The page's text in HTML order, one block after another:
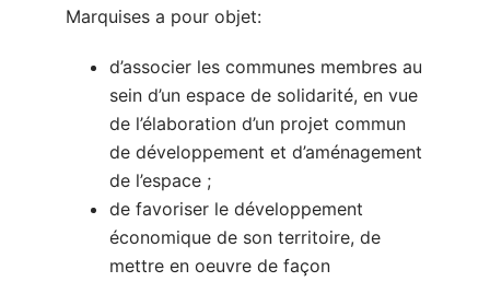
Marquises a pour objet:
d’associer les communes membres au
sein d’un espace de solidarité, en vue
de l’élaboration d’un projet commun
de développement et d’aménagement
de l’espace ;
de favoriser le développement
économique de son territoire, de
mettre en oeuvre de façon